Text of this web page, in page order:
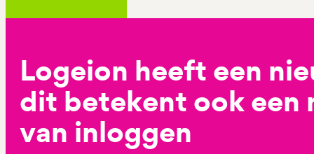
Logeion heeft een
dit betekent ook een
van inloggen